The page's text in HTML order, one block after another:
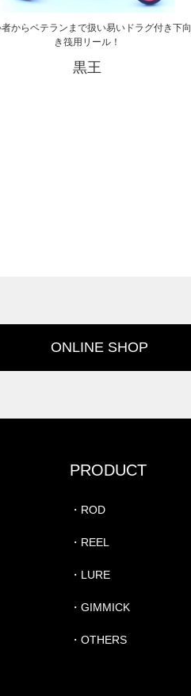
からベテランまで扱い易いドラグ付き下向
き筏用リール！
黒王
ONLINE SHOP
PRODUCT
・ROD
・REEL
・LURE
・GIMMICK
・OTHERS